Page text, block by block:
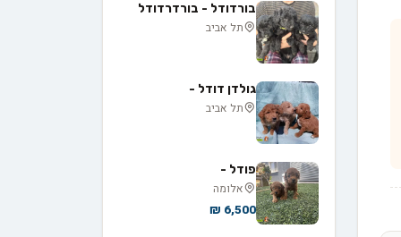
בורדודל - בורדרדודל
תל אביב
גולדן דודל -
תל אביב
פודל -
אלומה
6,500 ₪